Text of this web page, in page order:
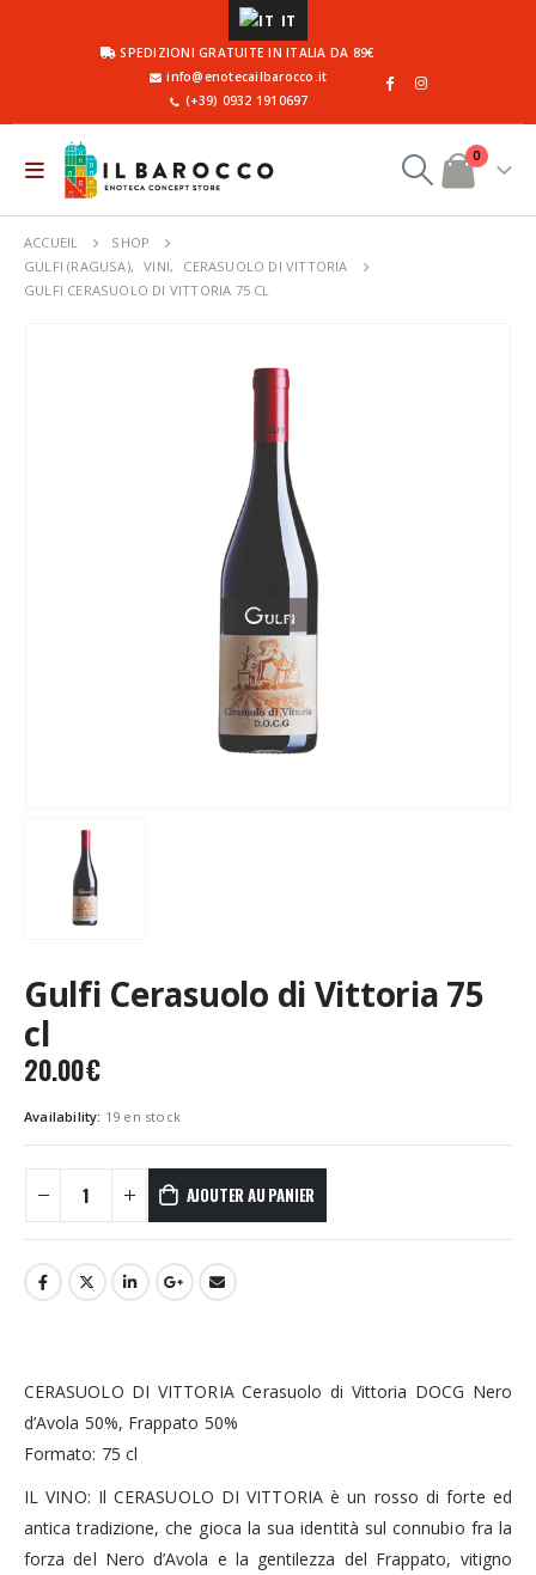
IT
SPEDIZIONI GRATUITE IN ITALIA DA 89€
info@enotecailbarocco.it
(+39) 0932 1910697
0
ACCUEIL
SHOP
GULFI (RAGUSA), VINI,
CERASUOLO DI VITTORIA
GULFI CERASUOLO DI VITTORIA 75 CL
Gulfi Cerasuolo di Vittoria 75
cl
20.00€
Availability: 19 en stock
AJOUTER AU PANIER
CERASUOLO DI VITTORIA Cerasuolo di Vittoria DOCG Nero
d’Avola 50%, Frappato 50%
Formato: 75 cl
IL VINO: Il CERASUOLO DI VITTORIA è un rosso di forte ed
antica tradizione, che gioca la sua identità sul connubio fra la
forza del Nero d’Avola e la gentilezza del Frappato, vitigno